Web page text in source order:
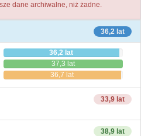
dane archiwalne, niż żadne.
36,2 lat
36,2 lat
37,3 lat
36,7 lat
33,9 lat
38,9 lat